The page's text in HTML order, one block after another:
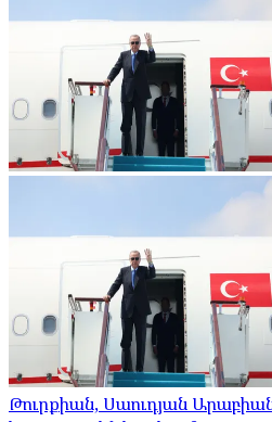
Թուրքիան, Սաուդյան